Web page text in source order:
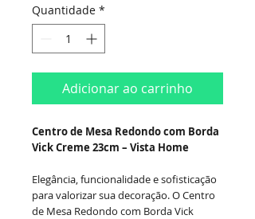
Quantidade *
Adicionar ao carrinho
Centro de Mesa Redondo com Borda
Vick Creme 23cm – Vista Home
Elegância, funcionalidade e sofisticação
para valorizar sua decoração. O Centro
de Mesa Redondo com Borda Vick